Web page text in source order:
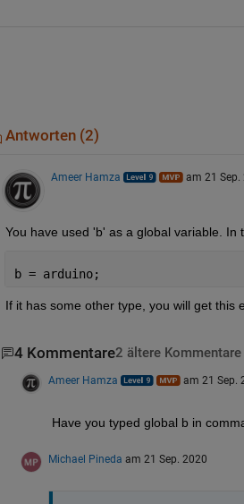
Antworten (2)
Ameer Hamza am 21 Sep.
You have used 'b' as a global variable.
b = arduino;
If it has some other type, you will get this
4 Kommentare2 ältere
Ameer Hamza am 21 Sep.
Have you typed global b in
Michael Pineda am 21 Sep. 2020